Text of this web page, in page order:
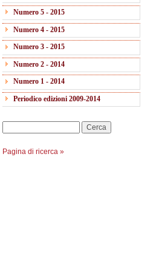
Numero 5 - 2015
Numero 4 - 2015
Numero 3 - 2015
Numero 2 - 2014
Numero 1 - 2014
Periodico edizioni 2009-2014
Pagina di ricerca »